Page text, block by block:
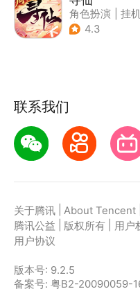
角色扮演 挂
| 寻仙
4.3
联系我们
关于腾讯 About Tencent
腾讯公益
版权所有 用户
用户协议
版本号: 9.2.5
备案号: 粤B2-20090059-